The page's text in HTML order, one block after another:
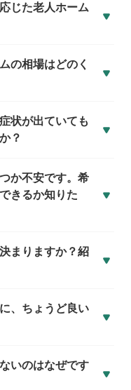
じた老人ホーム
の相場はどのく
状が出ていても
？
か不安です。希
きるか知りた
まりますか？紹
、ちょうど良い
いのはなぜです